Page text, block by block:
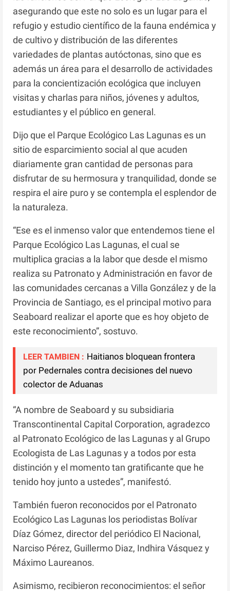
asegurando que este no solo es un lugar para el
refugio y estudio científico de la fauna endémica y
de cultivo y distribución de las diferentes
variedades de plantas autóctonas, sino que es
además un área para el desarrollo de actividades
para la concientización ecológica que incluyen
visitas y charlas para niños, jóvenes y adultos,
estudiantes y el público en general.
Dijo que el Parque Ecológico Las Lagunas es un
sitio de esparcimiento social al que acuden
diariamente gran cantidad de personas para
disfrutar de su hermosura y tranquilidad, donde se
respira el aire puro y se contempla el esplendor de
la naturaleza.
“Ese es el inmenso valor que entendemos tiene el
Parque Ecológico Las Lagunas, el cual se
multiplica gracias a la labor que desde el mismo
realiza su Patronato y Administración en favor de
las comunidades cercanas a Villa González y de la
Provincia de Santiago, es el principal motivo para
Seaboard realizar el aporte que es hoy objeto de
este reconocimiento”, sostuvo.
LEER TAMBIEN : Haitianos bloquean frontera
por Pedernales contra decisiones del nuevo
colector de Aduanas
“A nombre de Seaboard y su subsidiaria
Transcontinental Capital Corporation, agradezco
al Patronato Ecológico de las Lagunas y al Grupo
Ecologista de Las Lagunas y a todos por esta
distinción y el momento tan gratificante que he
tenido hoy junto a ustedes”, manifestó.
También fueron reconocidos por el Patronato
Ecológico Las Lagunas los periodistas Bolívar
Díaz Gómez, director del periódico El Nacional,
Narciso Pérez, Guillermo Diaz, Indhira Vásquez y
Máximo Laureanos.
Asimismo, recibieron reconocimientos: el señor